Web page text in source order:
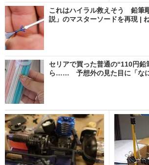
これはハイラル救えそう 鉛筆
説」のマスターソードを再現 |
セリアで買った普通の“110円
ら…… 予想外の見た目に「な